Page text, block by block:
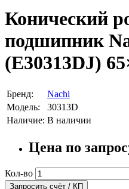
Конический
подшипник
(E30313DJ)
Бренд:
Nachi
Модель:
30313D
Наличие: В наличии
Цена по
Кол-во
Запросить счёт / КП